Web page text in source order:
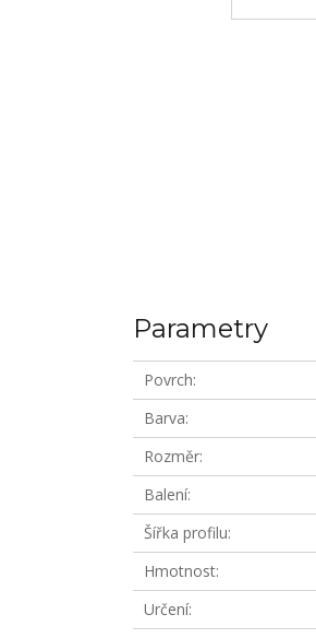
Parametry
Povrch
Barva
Rozměr
Balení
Šířka profilu
Hmotnost
Určení